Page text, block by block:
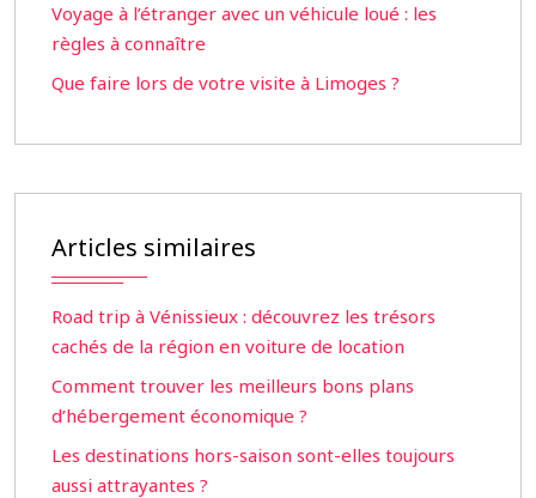
Voyage à l’étranger avec un véhicule loué : les
règles à connaître
Que faire lors de votre visite à Limoges ?
Articles similaires
Road trip à Vénissieux : découvrez les trésors
cachés de la région en voiture de location
Comment trouver les meilleurs bons plans
d’hébergement économique ?
Les destinations hors-saison sont-elles toujours
aussi attrayantes ?